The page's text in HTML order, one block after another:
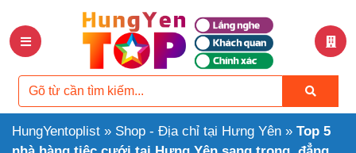
HungYentoplist » Shop - Địa chỉ tại Hưng Yên » Top 5